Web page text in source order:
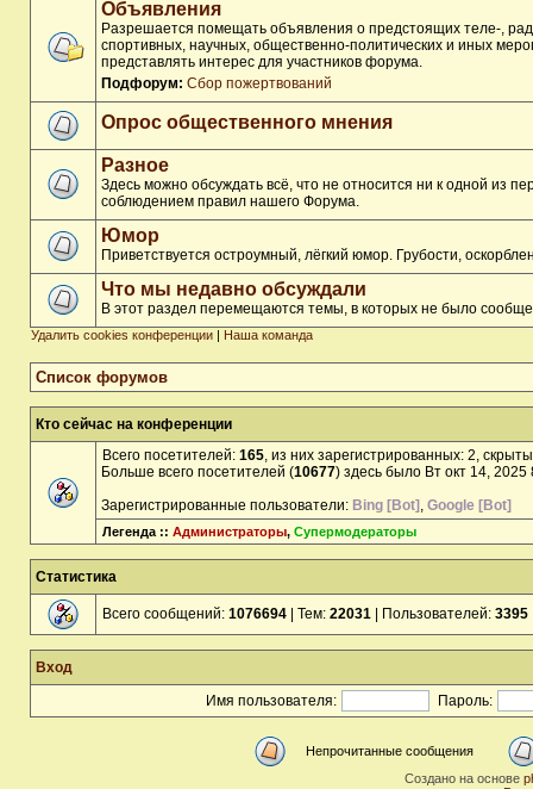
Объявления
Разрешается помещать объявления о предстоящих теле-,
спортивных, научных, общественно-политических и иных
представлять интерес для участников форума.
Подфорум: Сбор пожертвований
Опрос общественного мнения
Разное
Здесь можно обсуждать всё, что не относится ни к одной из
соблюдением правил нашего Форума.
Юмор
Приветствуется остроумный, лёгкий юмор. Грубости,
Что мы недавно обсуждали
В этот раздел перемещаются темы, в которых не было
Удалить cookies конференции | Наша команда
Список форумов
Кто сейчас на конференции
Всего посетителей: 165, из них зарегистрированных: 2,
Больше всего посетителей (10677) здесь было Вт окт 14, 2025
Зарегистрированные пользователи: Bing [Bot] , Google [Bot]
Легенда :: Администраторы, Супермодераторы
Статистика
Всего сообщений: 1076694 | Тем: 22031 | Пользователей: 3395
Вход
Имя пользователя:
Пароль:
Непрочитанные сообщения
Создано на основе